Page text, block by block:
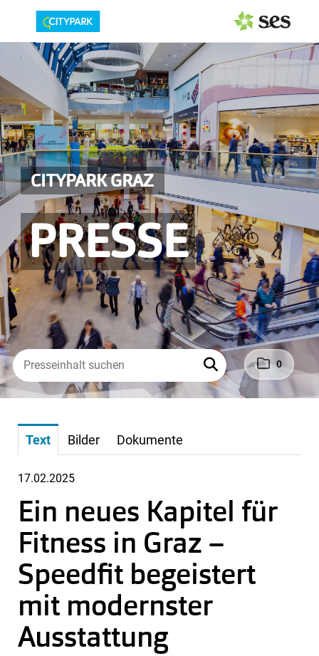
0
CITYPARK GRAZ
PRESSE
PRESSEAUSSENDUNGEN
Center & Marken
Events
Services
MEDIAGALERIE
PRESSEKONTAKT
Text Bilder Dokumente
17.02.2025
Ein neues Kapitel für
Fitness in Graz –
Speedfit begeistert
mit modernster
Ausstattung